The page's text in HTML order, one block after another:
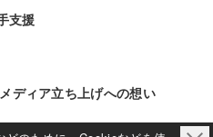
支援
メディア立ち上げへの想い